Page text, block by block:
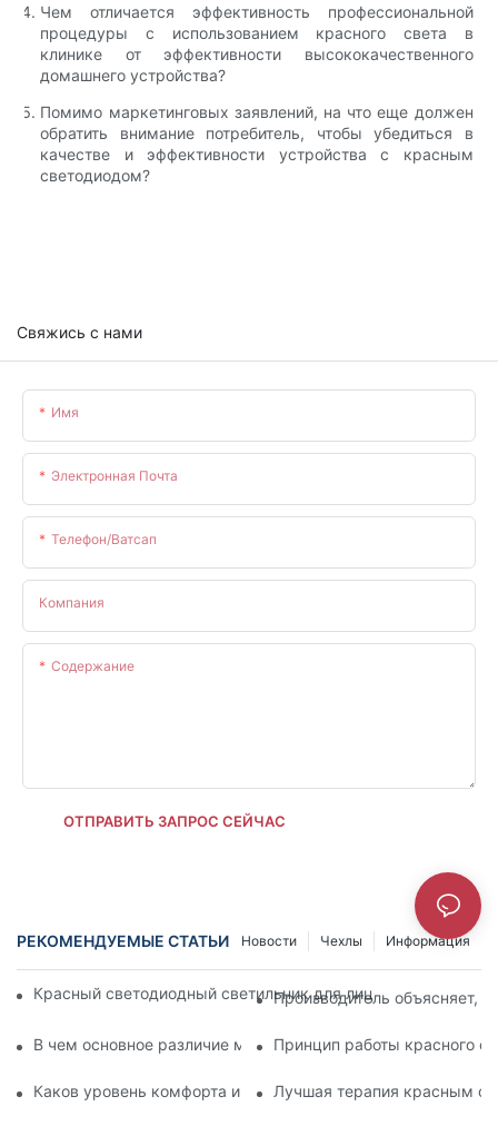
Чем отличается эффективность профессиональной
процедуры с использованием красного света в
клинике от эффективности высококачественного
домашнего устройства?
Помимо маркетинговых заявлений, на что еще должен
обратить внимание потребитель, чтобы убедиться в
качестве и эффективности устройства с красным
светодиодом?
Свяжись с нами
Имя
Электронная Почта
Телефон/ватсап
Компания
Содержание
ОТПРАВИТЬ ЗАПРОС СЕЙЧАС
РЕКОМЕНДУЕМЫЕ СТАТЬИ Информация
Чехлы
Новости
Красный светодиодный светильник для лица: ваше
Производитель объясняет,
В чем основное различие между инфракрасными и
Принцип работы красного
Каков уровень комфорта инфракрасных ламп для лица?
Лучшая терапия красным